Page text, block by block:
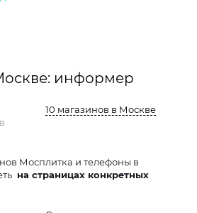
информер
10 магазинов в Москве
Мосплитка и телефоны в
на страницах конкретных